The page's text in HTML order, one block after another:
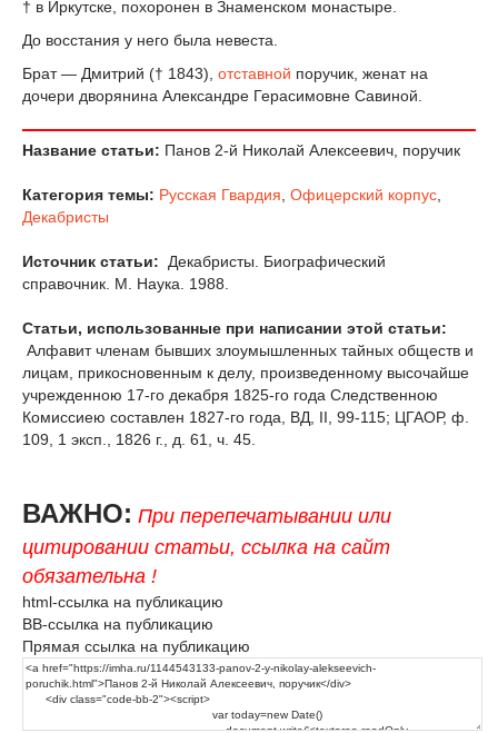
† в Иркутске, похоронен в Знаменском монастыре.
До восстания у него была невеста.
Брат — Дмитрий († 1843), отставной поручик, женат на
дочери дворянина Александре Герасимовне Савиной.
Название статьи: Панов 2-й Николай Алексеевич, поручик
Категория темы: Русская Гвардия Офицерский корпус
Декабристы
Источник статьи:
Декабристы. Биографический
справочник. М. Наука. 1988.
Статьи, использованные при написании этой статьи:
Алфавит членам бывших злоумышленных тайных обществ и
лицам, прикосновенным к делу, произведенному высочайше
учрежденною 17-го декабря 1825-го года Следственною
Комиссиею составлен 1827-го года, ВД, II, 99-115; ЦГАОР, ф.
109, 1 эксп., 1826 г., д. 61, ч. 45.
ВАЖНО: При перепечатывании или
цитировании статьи, ссылка на сайт
обязательна !
html-ссылка на публикацию
BB-ссылка на публикацию
Прямая ссылка на публикацию